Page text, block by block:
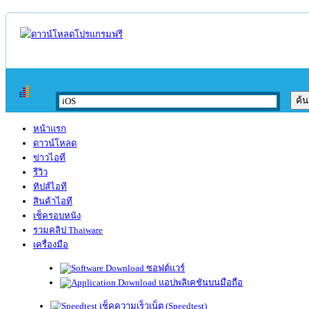
หน้าแรก
ดาวน์โหลด
ข่าวไอที
รีวิว
ทิปส์ไอที
สินค้าไอที
เช็ครอบหนัง
รวมคลิป Thaiware
เครื่องมือ
ซอฟต์แวร์
แอปพลิเคชันบนมือถือ
เช็คความเร็วเน็ต (Speedtest)